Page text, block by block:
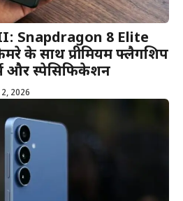
Snapdragon 8 Elite
के साथ प्रीमियम फ्लैगशिप
और स्पेसिफिकेशन
2026